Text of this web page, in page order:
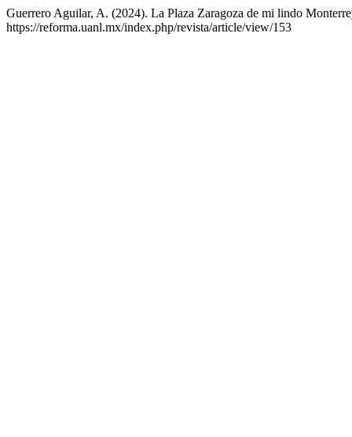
Guerrero Aguilar, A. (2024). La Plaza Zaragoza de mi lindo
https://reforma.uanl.mx/index.php/revista/article/view/153